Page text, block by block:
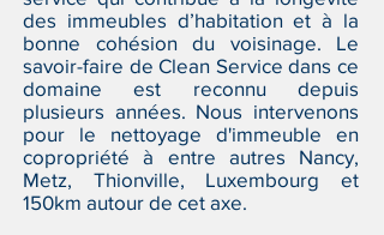
des immeubles d’habitation et à la
bonne cohésion du voisinage. Le
savoir-faire de Clean Service dans ce
domaine est reconnu depuis
plusieurs années. Nous intervenons
pour le nettoyage d'immeuble en
copropriété à entre autres Nancy,
Metz, Thionville, Luxembourg et
150km autour de cet axe.